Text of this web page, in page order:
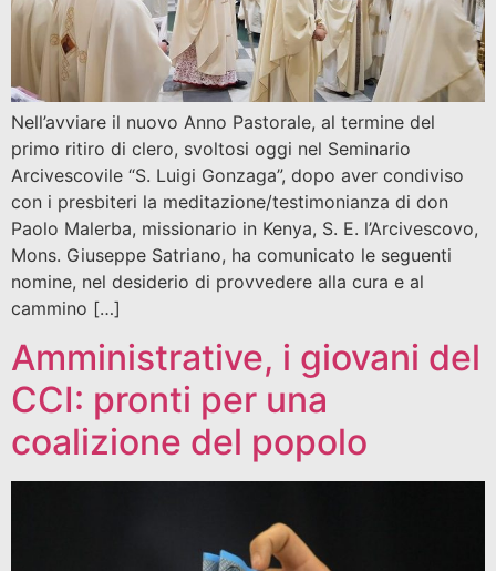
Nell’avviare il nuovo Anno Pastorale, al termine del
primo ritiro di clero, svoltosi oggi nel Seminario
Arcivescovile “S. Luigi Gonzaga”, dopo aver condiviso
con i presbiteri la meditazione/testimonianza di don
Paolo Malerba, missionario in Kenya, S. E. l’Arcivescovo,
Mons. Giuseppe Satriano, ha comunicato le seguenti
nomine, nel desiderio di provvedere alla cura e al
cammino […]
Amministrative, i giovani del
CCI: pronti per una
coalizione del popolo